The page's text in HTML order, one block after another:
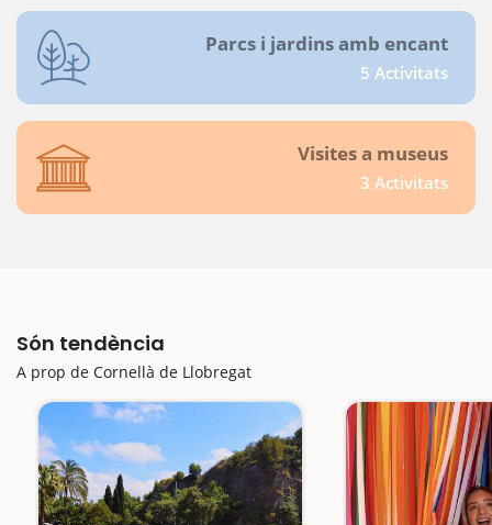
Parcs i jardins amb encant
5 Activitats
Visites a museus
3 Activitats
Són tendència
A prop de Cornellà de Llobregat